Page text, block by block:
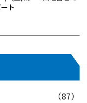
ト
（87）